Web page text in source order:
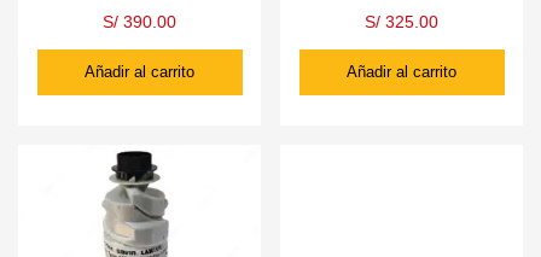
S/ 390.00
Añadir al carrito
S/ 325.00
Añadir al carrito